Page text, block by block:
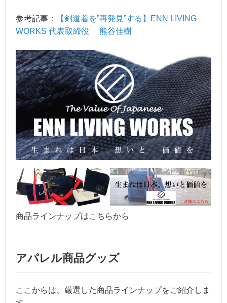
参考記事：
【剣道着を”再発見”する】ENN LIVING
WORKS 代表取締役 熊谷佳樹
商品ラインナップはこちらから
アパレル商品グッズ
ここからは、厳選した商品ラインナップをご紹介しま